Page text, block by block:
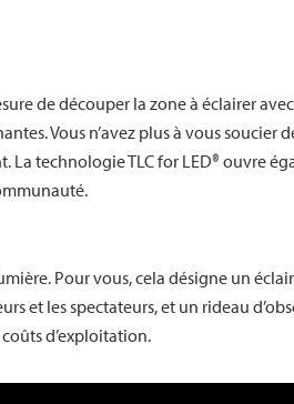
de découper la zone à éclairer
Vous n’avez plus à vous soucier
technologie TLC for LED® ouvre
Pour vous, cela désigne un
et les spectateurs, et un rideau
d’exploitation.